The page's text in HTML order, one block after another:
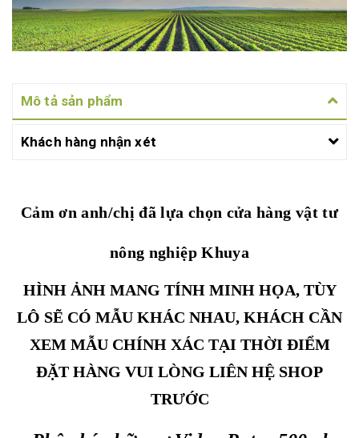
Mô tả sản phẩm
Khách hàng nhận xét
Cảm ơn anh/chị đã lựa chọn cửa hàng vật tư
nông nghiệp Khuya
HÌNH ẢNH MANG TÍNH MINH HỌA, TÙY
LÔ SẼ CÓ MẪU KHÁC NHAU, KHÁCH CẦN
XEM MẪU CHÍNH XÁC TẠI THỜI ĐIỂM
ĐẶT HÀNG VUI LÒNG LIÊN HỆ SHOP
TRƯỚC